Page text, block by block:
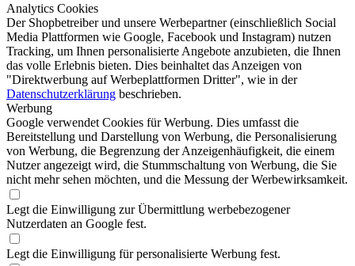
Analytics Cookies
Der Shopbetreiber und unsere Werbepartner (einschließlich Social
Media Plattformen wie Google, Facebook und Instagram) nutzen
Tracking, um Ihnen personalisierte Angebote anzubieten, die Ihnen
das volle Erlebnis bieten. Dies beinhaltet das Anzeigen von
"Direktwerbung auf Werbeplattformen Dritter", wie in der
Datenschutzerklärung beschrieben.
Werbung
Google verwendet Cookies für Werbung. Dies umfasst die
Bereitstellung und Darstellung von Werbung, die Personalisierung
von Werbung, die Begrenzung der Anzeigenhäufigkeit, die einem
Nutzer angezeigt wird, die Stummschaltung von Werbung, die Sie
nicht mehr sehen möchten, und die Messung der Werbewirksamkeit.
Legt die Einwilligung zur Übermittlung werbebezogener
Nutzerdaten an Google fest.
Legt die Einwilligung für personalisierte Werbung fest.